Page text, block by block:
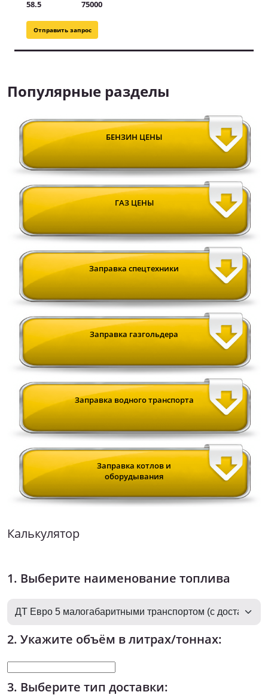
Отправить запрос
58.5 75000
Популярные разделы
БЕНЗИН ЦЕНЫ
ГАЗ ЦЕНЫ
Заправка спецтехники
Заправка газгольдера
Заправка водного транспорта
Заправка котлов и
оборудывания
Калькулятор
1. Выберите наименование топлива
2. Укажите объём в литрах/тоннах:
3. Выберите тип доставки: